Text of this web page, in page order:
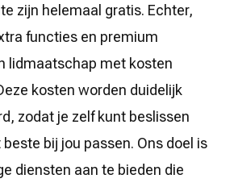
zijn helemaal gratis. Echter,
functies en premium
lidmaatschap met kosten
kosten worden duidelijk
zodat je zelf kunt beslissen
bij jou passen. Ons doel is
diensten aan te bieden die